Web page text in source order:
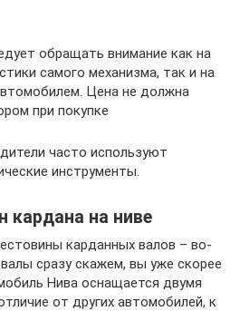
обращать внимание как на
самого механизма, так и на
Цена не должна
при покупке
часто используют
инструменты.
кардана на ниве
карданных валов – во-
сразу скажем, вы уже скорее
Нива оснащается двумя
от других автомобилей, к